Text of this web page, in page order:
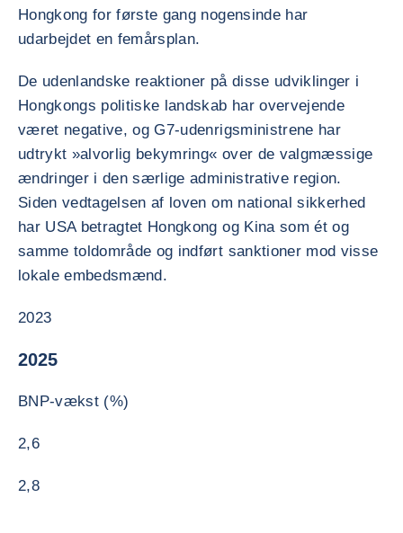
Hongkong for første gang nogensinde har
udarbejdet en femårsplan.
De udenlandske reaktioner på disse udviklinger i
Hongkongs politiske landskab har overvejende
været negative, og G7-udenrigsministrene har
udtrykt »alvorlig bekymring« over de valgmæssige
ændringer i den særlige administrative region.
Siden vedtagelsen af loven om national sikkerhed
har USA betragtet Hongkong og Kina som ét og
samme toldområde og indført sanktioner mod visse
lokale embedsmænd.
2023
2025
BNP-vækst (%)
2,6
2,8